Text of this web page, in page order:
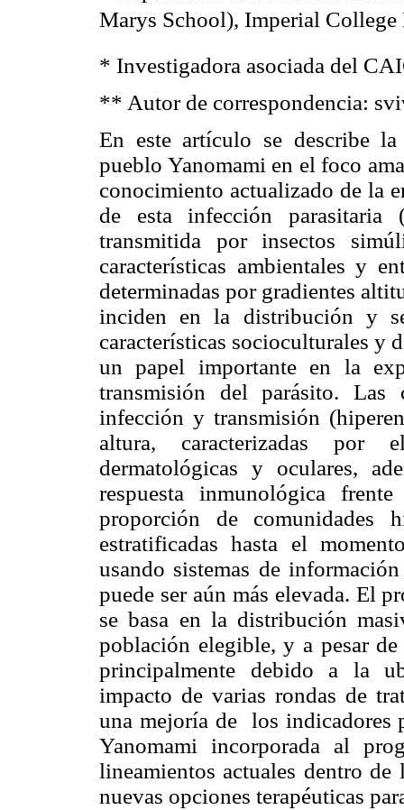
Marys School), Imperial
* Investigadora asociada del
** Autor de correspondencia:
En este artículo se describe
pueblo Yanomami en el foco
conocimiento actualizado de la
de esta infección parasitaria
transmitida por insectos
características ambientales y
determinadas por gradientes
inciden en la distribución y
características socioculturales y
un papel importante en la
transmisión del parásito. Las
infección y transmisión
altura, caracterizadas por
dermatológicas y oculares,
respuesta inmunológica
proporción de comunidades
estratificadas hasta el
usando sistemas de
puede ser aún más elevada. El
se basa en la distribución
población elegible, y a pesar
principalmente debido a la
impacto de varias rondas de
una mejoría de los indicadores
Yanomami incorporada al
lineamientos actuales dentro
nuevas opciones terapéuticas